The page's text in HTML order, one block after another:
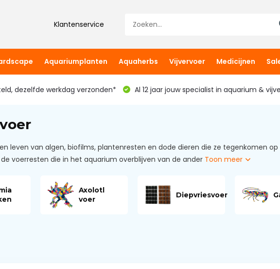
Klantenservice
Aquariumplanten Aquaherbs Vijvervoer Medicijnen
dezelfde werkdag verzonden* Al 12 jaar jouw specialist in aquarium &
leven van algen, biofilms, plantenresten en dode dieren die ze tegenkomen
voerresten die in het aquarium overblijven van de ander Toon meer
Axolotl
voer
Diepvriesvoer